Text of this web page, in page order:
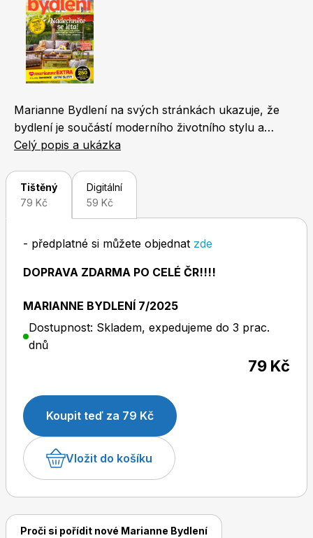
Naše krásná zahrada
Chip
Sudoku a křížovky Burda Best of Plus
Marianne Bydlení na svých stránkách ukazuje, že
bydlení je součástí moderního životního stylu a
každodenních radostí. Časopis je pro své čtenáře
respektovat přitom individuální potřeby a zvyky.
Obsahuje praktické informace, návody a konkrétní
tipy z tuzemských obchodů. V rámci projektu
zabývá skutečnými realizacemi interiérů svých
čtenářů.
Celý popis a ukázka
Tištěný
79 Kč
Digitální
59 Kč
- předplatné si můžete objednat zde
DOPRAVA ZDARMA PO CELÉ ČR!!!!
MARIANNE BYDLENÍ 7/2025
Dostupnost: Skladem, expedujeme do 3 prac.
dnů
79 Kč
Koupit teď za 79 Kč
Vložit do košíku
Proči si pořídit nové Marianne Bydlení